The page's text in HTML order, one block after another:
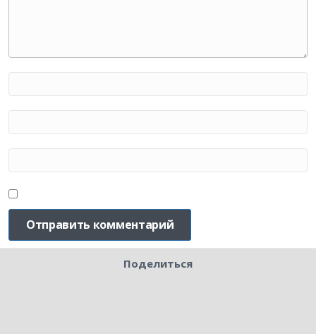
Поделиться